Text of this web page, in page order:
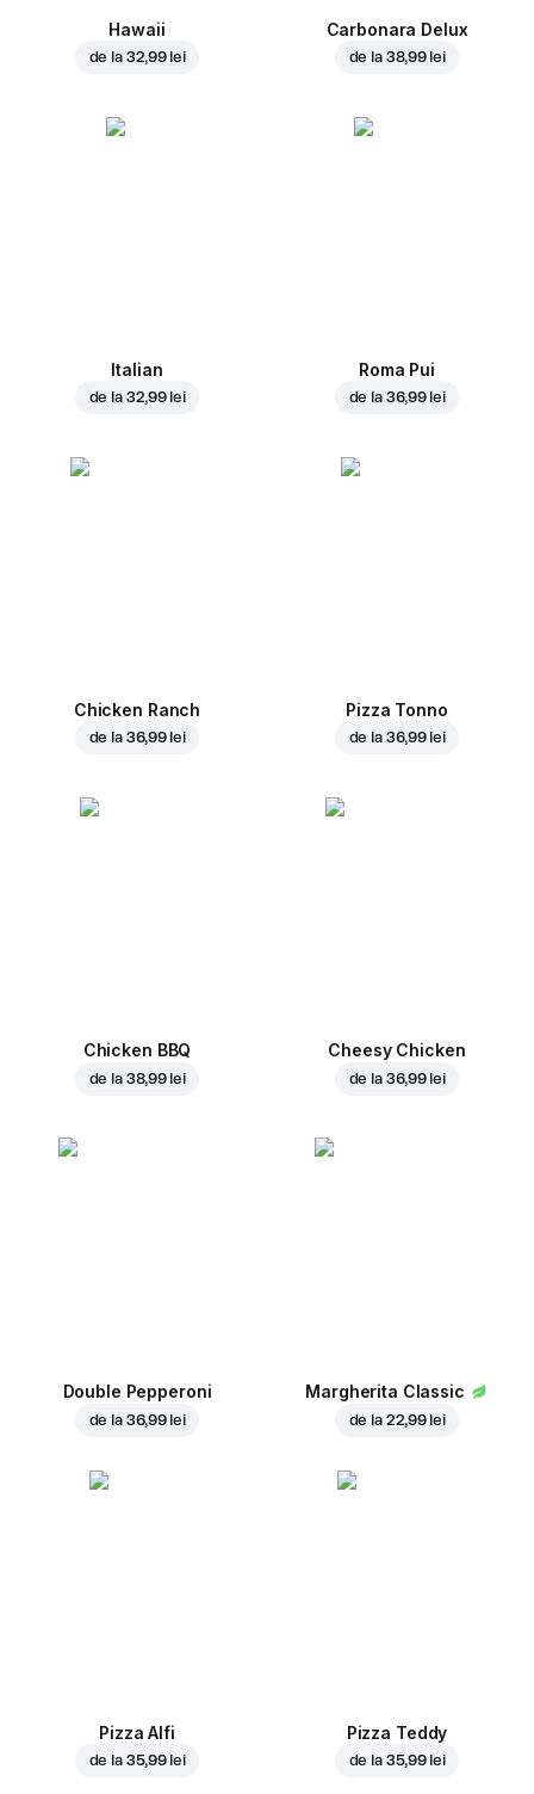
Hawaii
de la 32,99 lei
Carbonara Delux
de la 38,99 lei
Italian
de la 32,99 lei
Roma Pui
de la 36,99 lei
Chicken Ranch
de la 36,99 lei
Pizza Tonno
de la 36,99 lei
Chicken BBQ
de la 38,99 lei
Cheesy Chicken
de la 36,99 lei
Double Pepperoni
de la 36,99 lei
Margherita Classic
de la 22,99 lei
Pizza Alfi
de la 35,99 lei
Pizza Teddy
de la 35,99 lei